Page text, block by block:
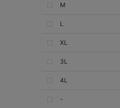
M
L
XL
3L
4L
-